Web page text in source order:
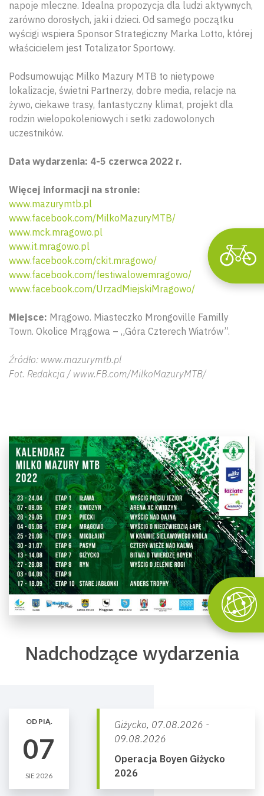
napoje mleczne. Idealna propozycja dla ludzi aktywnych,
zarówno dorosłych, jaki i dzieci. Od samego początku
wyścigi wspiera Sponsor Strategiczny Marka Lotto, której
właścicielem jest Totalizator Sportowy.
Podsumowując Milko Mazury MTB to nietypowe
lokalizacje, świetni Partnerzy, dobre media, relacje na
żywo, ciekawe trasy, fantastyczny klimat, projekt dla
rodzin wielopokoleniowych i setki zadowolonych
uczestników.
Data wydarzenia: 4-5 czerwca 2022 r.
Więcej informacji na stronie:
www.mazurymtb.pl
www.facebook.com/MilkoMazuryMTB/
www.mck.mragowo.pl
www.it.mragowo.pl
www.facebook.com/ckit.mragowo/
www.facebook.com/festiwalowemragowo/
www.facebook.com/UrzadMiejskiMragowo/
Miejsce: Mrągowo. Miasteczko Mrongoville Familly
Town. Okolice Mrągowa – „Góra Czterech Wiatrów”.
Źródło: www.mazurymtb.pl
Fot. Redakcja / www.FB.com/MilkoMazuryMTB/
Nadchodzące wydarzenia
OD PIĄ.
07
SIE 2026
Giżycko, 07.08.2026 -
09.08.2026
Operacja Boyen Giżycko
2026